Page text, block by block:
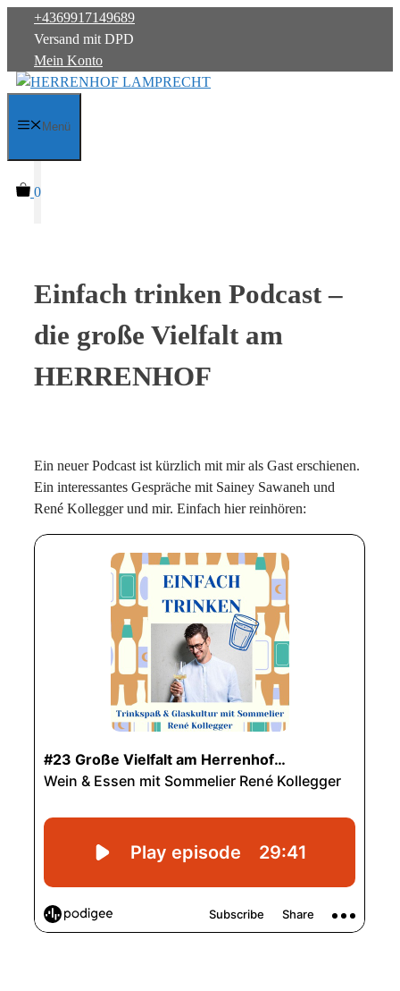
Inhalt
springen
+4369917149689
Versand mit DPD
Mein Konto
Menü
0
Einfach trinken Podcast –
die große Vielfalt am
HERRENHOF
Ein neuer Podcast ist kürzlich mit mir als Gast erschienen.
Ein interessantes Gespräche mit Sainey Sawaneh und
René Kollegger und mir. Einfach hier reinhören: